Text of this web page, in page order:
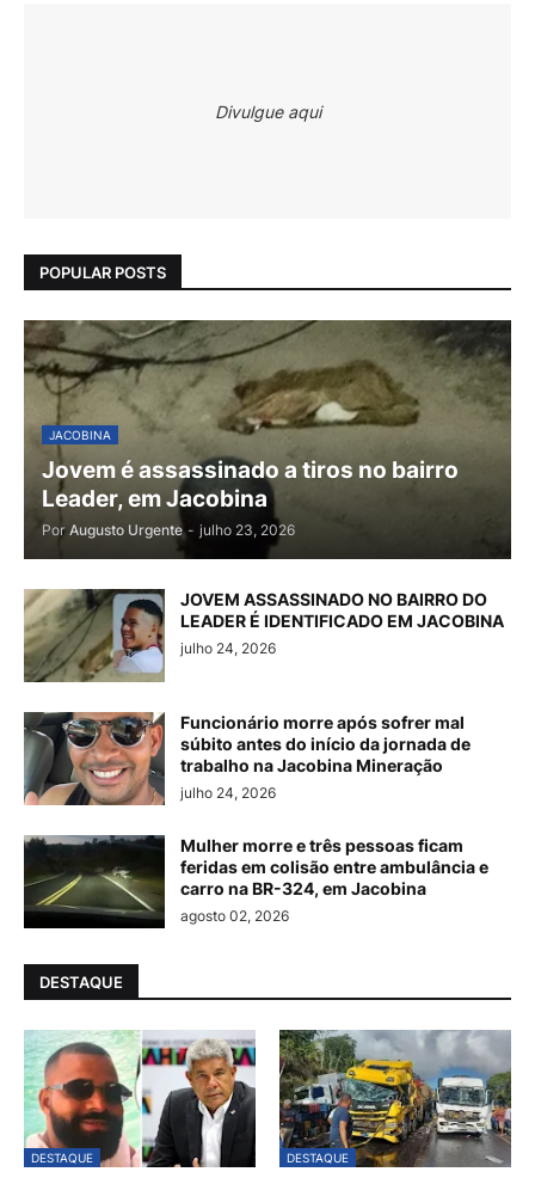
Divulgue aqui
POPULAR POSTS
JACOBINA
Jovem é assassinado a tiros no bairro
Leader, em Jacobina
Por Augusto Urgente - julho 23, 2026
JOVEM ASSASSINADO NO BAIRRO DO
LEADER É IDENTIFICADO EM JACOBINA
julho 24, 2026
Funcionário morre após sofrer mal
súbito antes do início da jornada de
trabalho na Jacobina Mineração
julho 24, 2026
Mulher morre e três pessoas ficam
feridas em colisão entre ambulância e
carro na BR-324, em Jacobina
agosto 02, 2026
DESTAQUE
DESTAQUE DESTAQUE